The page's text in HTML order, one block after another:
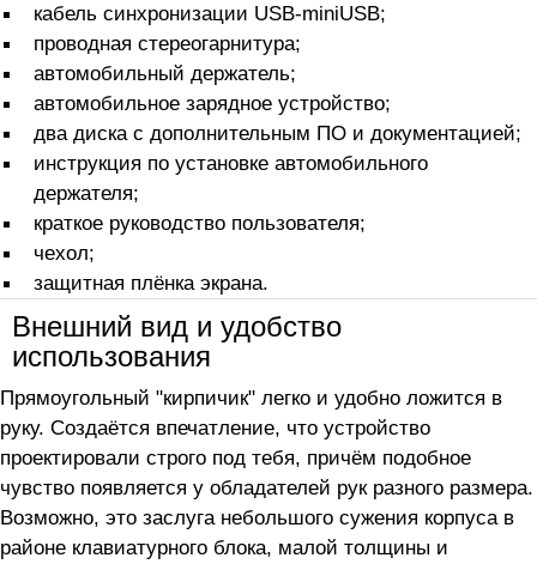
кабель синхронизации USB-miniUSB;
проводная стереогарнитура;
автомобильный держатель;
автомобильное зарядное устройство;
два диска с дополнительным ПО и документацией;
инструкция по установке автомобильного
держателя;
краткое руководство пользователя;
чехол;
защитная плёнка экрана.
Внешний вид и удобство
использования
Прямоугольный "кирпичик" легко и удобно ложится в
руку. Создаётся впечатление, что устройство
проектировали строго под тебя, причём подобное
чувство появляется у обладателей рук разного размера.
Возможно, это заслуга небольшого сужения корпуса в
районе клавиатурного блока, малой толщины и